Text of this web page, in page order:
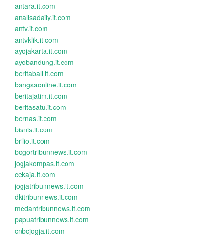
antara.it.com
analisadaily.it.com
antv.it.com
antvklik.it.com
ayojakarta.it.com
ayobandung.it.com
beritabali.it.com
bangsaonline.it.com
beritajatim.it.com
beritasatu.it.com
bernas.it.com
bisnis.it.com
brilio.it.com
bogortribunnews.it.com
jogjakompas.it.com
cekaja.it.com
jogjatribunnews.it.com
dkitribunnews.it.com
medantribunnews.it.com
papuatribunnews.it.com
cnbcjogja.it.com